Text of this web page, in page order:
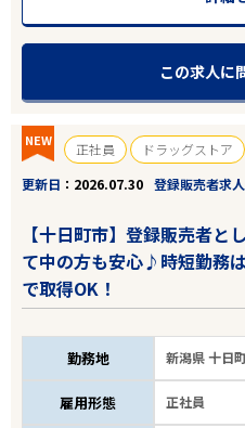
エリアで探す
新潟
十日町市
業種
雇用形態
この求人に
NEW 正社員
ドラッグストア
更新日
2026.07.30 登録販売者求
【十日町市】登録販売者と
て中の方も安心♪時短勤務
で取得OK！
勤務地 新潟県 十日
雇用形態 正社員